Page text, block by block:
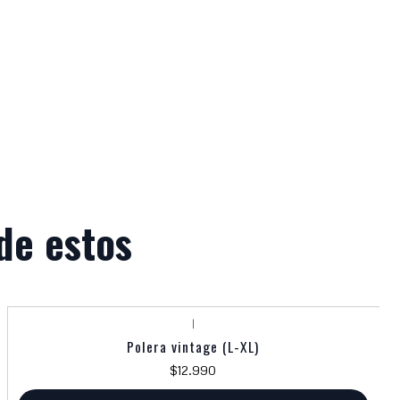
estos
|
Polera vintage (L-XL)
$12.990